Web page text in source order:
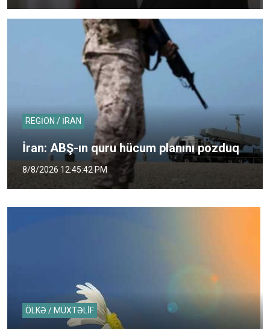
REGİON / İRAN
İran: ABŞ-ın quru hücum planını pozduq
8/8/2026 12:45:42 PM
ÖLKƏ / MÜXTƏLİF